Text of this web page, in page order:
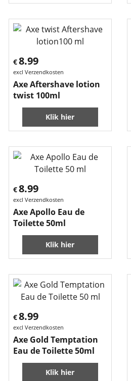
€8.99
excl Verzendkosten
Axe Aftershave lotion
twist 100ml
Klik hier
€8.99
excl Verzendkosten
Axe Apollo Eau de
Toilette 50ml
Klik hier
€8.99
excl Verzendkosten
Axe Gold Temptation
Eau de Toilette 50ml
Klik hier